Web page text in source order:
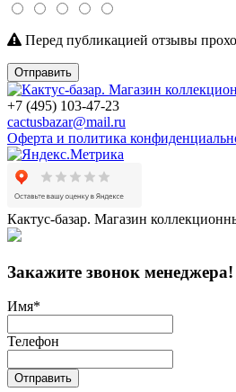
Перед публикацией отзывы
Отправить
+7 (495) 103-47-23
cactusbazar@mail.ru
Оферта и политика
Кактус-базар. Магазин
Закажите звонок менеджера!
Имя*
Телефон
Отправить